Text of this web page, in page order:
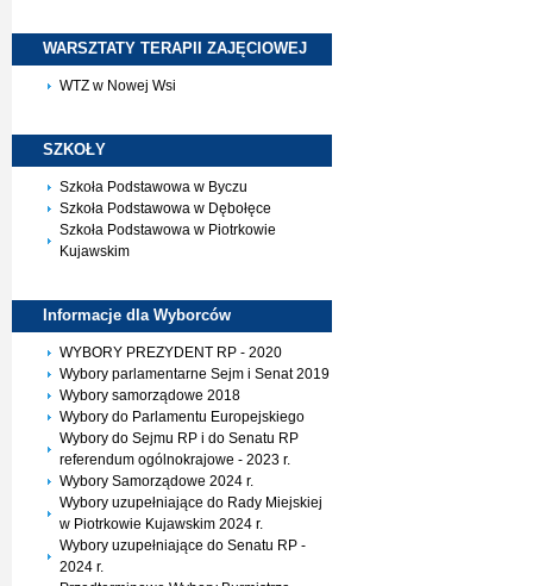
WARSZTATY TERAPII ZAJĘCIOWEJ
WTZ w Nowej Wsi
SZKOŁY
Szkoła Podstawowa w Byczu
Szkoła Podstawowa w Dębołęce
Szkoła Podstawowa w Piotrkowie
Kujawskim
Informacje dla Wyborców
WYBORY PREZYDENT RP - 2020
Wybory parlamentarne Sejm i Senat 2019
Wybory samorządowe 2018
Wybory do Parlamentu Europejskiego
Wybory do Sejmu RP i do Senatu RP
referendum ogólnokrajowe - 2023 r.
Wybory Samorządowe 2024 r.
Wybory uzupełniające do Rady Miejskiej
w Piotrkowie Kujawskim 2024 r.
Wybory uzupełniające do Senatu RP -
2024 r.